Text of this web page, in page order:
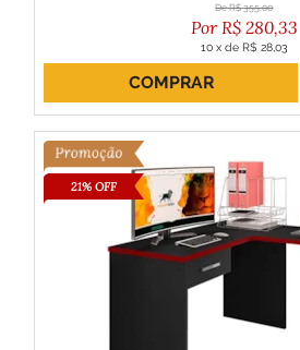
R$ 355,00
R$ 280,33
10 x de R$ 28,03
ou R$ 252,30 no boleto
COMPRAR
21% OFF